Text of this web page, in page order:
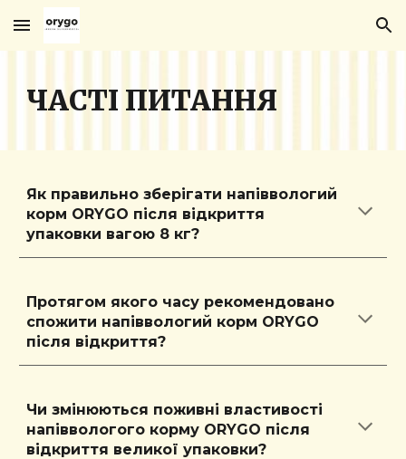
Skip to main content Skip to navigation
ЧАСТІ ПИТАННЯ
Як правильно зберігати напіввологий
корм ORYGO після відкриття
упаковки вагою 8 кг?
Протягом якого часу рекомендовано
спожити напіввологий корм ORYGO
після відкриття?
Чи змінюються поживні властивості
напіввологого корму ORYGO після
відкриття великої упаковки?